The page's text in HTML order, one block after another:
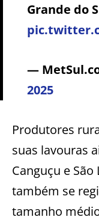
Grande do
—
2025
Produtores
suas lavouras
Canguçu e
também se
tamanho